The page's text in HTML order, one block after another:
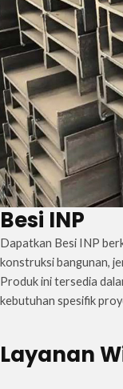
Besi INP
Dapatkan Besi INP
konstruksi bangunan,
Produk ini tersedia
kebutuhan spesifik
Layanan